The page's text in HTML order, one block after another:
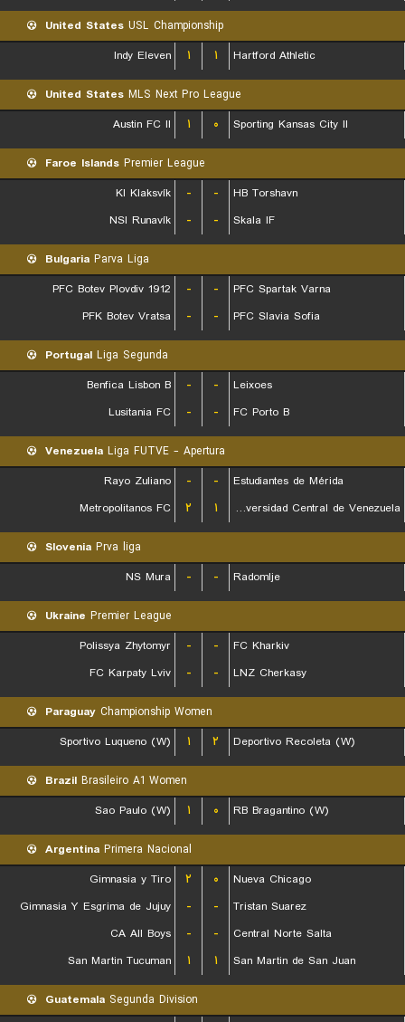
United States USL Championship
Indy Eleven
۱ ۱ Hartford Athletic
United States MLS Next Pro League
Austin FC II
۱ ۰ Sporting Kansas City II
Faroe Islands Premier League
KI Klaksvík
- -
HB Torshavn
NSI Runavík
- - Skala IF
Bulgaria Parva Liga
PFC Botev Plovdiv 1912
- -
PFC Spartak Varna
PFK Botev Vratsa
- - PFC Slavia Sofia
Portugal Liga Segunda
Benfica Lisbon B
- -
Leixoes
Lusitania FC
- - FC Porto B
Venezuela Liga FUTVE - Apertura
Rayo Zuliano
- -
Estudiantes de Mérida
Metropolitanos FC
۲ ۱ Universidad Central de Venezuela
Slovenia Prva liga
NS Mura
- - Radomlje
Ukraine Premier League
Polissya Zhytomyr
- -
FC Kharkiv
FC Karpaty Lviv
- - LNZ Cherkasy
Paraguay Championship Women
Sportivo Luqueno (W)
۱ ۲ Deportivo Recoleta (W)
Brazil Brasileiro A1 Women
Sao Paulo (W)
۱ ۰ RB Bragantino (W)
Argentina Primera Nacional
Gimnasia y Tiro
۲ ۰
Nueva Chicago
Gimnasia Y Esgrima de Jujuy
- -
Tristan Suarez
CA All Boys
- -
Central Norte Salta
San Martin Tucuman
۱ ۱ San Martin de San Juan
Guatemala Segunda Division